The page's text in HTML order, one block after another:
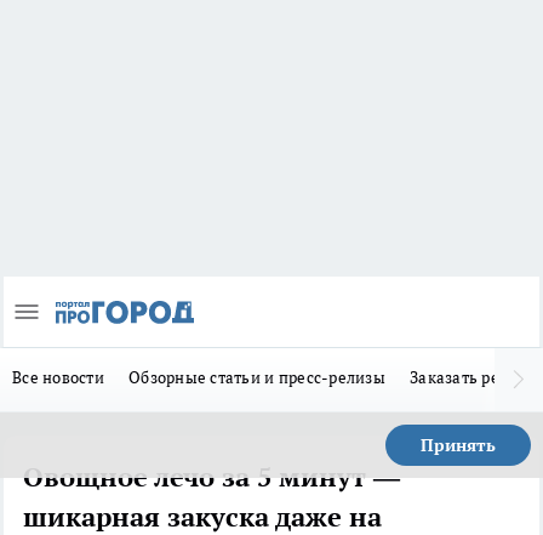
Все новости Обзорные статьи и пресс-релизы Заказать
Принять
Овощное лечо за 5 минут —
шикарная закуска даже на